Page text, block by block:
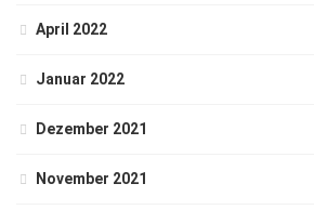
April 2022
Januar 2022
Dezember 2021
November 2021